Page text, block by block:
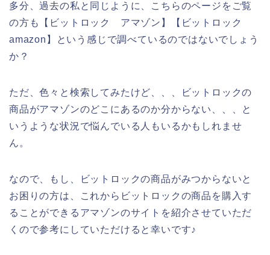
多分、過去の私と同じように、こちらのページをご覧
の方も【ビットロック アマゾン】【ビットロック
amazon】という感じで調べているのではないでしょう
か？
ただ、色々と検索してみたけど、、、ビットロックの
商品がアマゾンのどこにあるのか分からない、、、と
いうような状況で悩んでいる人もいるかもしれませ
ん。
なので、もし、ビットロックの商品がみつからないと
お困りの方は、これからビットロックの商品を購入す
ることができるアマゾンのサイトを紹介させていただ
くので参考にしていただけると幸いです♪